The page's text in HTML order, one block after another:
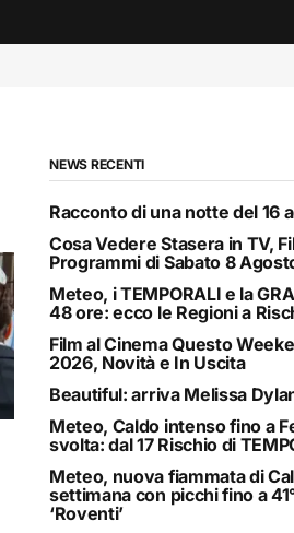
NEWS RECENTI
Racconto di una notte del 16
Cosa Vedere Stasera in TV,
Programmi di Sabato 8
Meteo, i TEMPORALI e la
48 ore: ecco le Regioni a
Film al Cinema Questo
2026, Novità e In Uscita
Beautiful: arriva Melissa
Meteo, Caldo intenso fino a
svolta: dal 17 Rischio di
Meteo, nuova fiammata di
settimana con picchi fino a
‘Roventi’